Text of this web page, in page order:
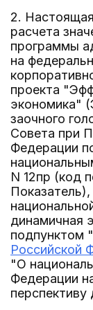
2.
расчета
программы
на
проекта
экономика"
заочного
Совета при
Федерации
N 12пр (код
динамичная
подпунктом
Российской
"О
Федерации